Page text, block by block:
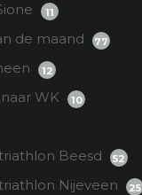
11
de maand 77
12
WK 10
Beesd 52
Nijeveen 25